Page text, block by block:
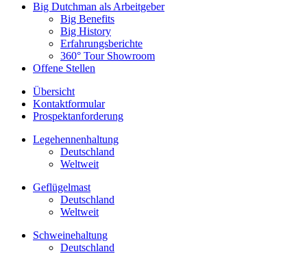
Big Dutchman als Arbeitgeber
Big Benefits
Big History
Erfahrungsberichte
360° Tour Showroom
Offene Stellen
Übersicht
Kontaktformular
Prospektanforderung
Legehennenhaltung
Deutschland
Weltweit
Geflügelmast
Deutschland
Weltweit
Schweinehaltung
Deutschland